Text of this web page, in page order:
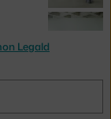
Legald